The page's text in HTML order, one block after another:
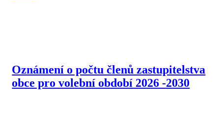
Oznámení o počtu členů zastupitelstva
obce pro volební období 2026 -2030